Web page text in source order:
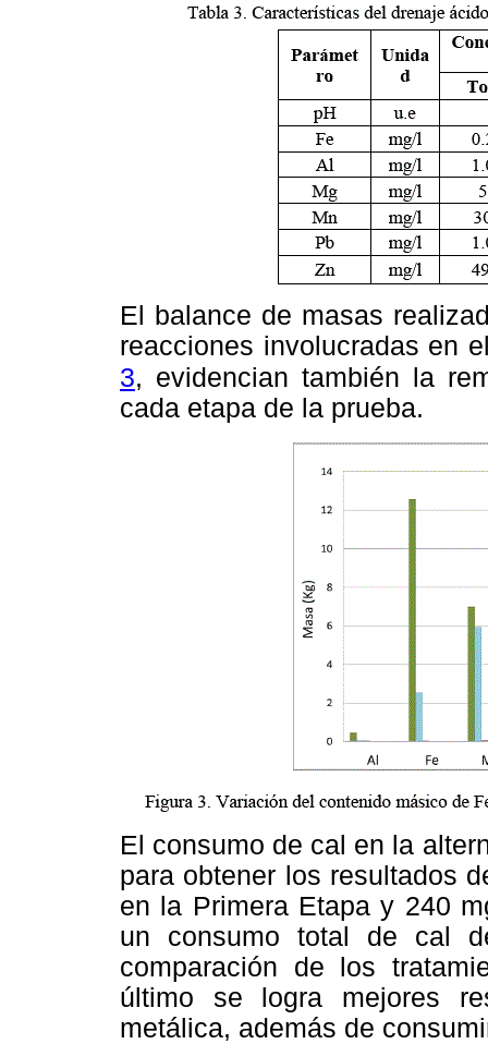
El balance de masas
reacciones involucradas en
3, evidencian también la
cada etapa de la prueba.
El consumo de cal en la
para obtener los resultados
en la Primera Etapa y 240
un consumo total de cal
comparación de los
último se logra mejores
metálica, además de